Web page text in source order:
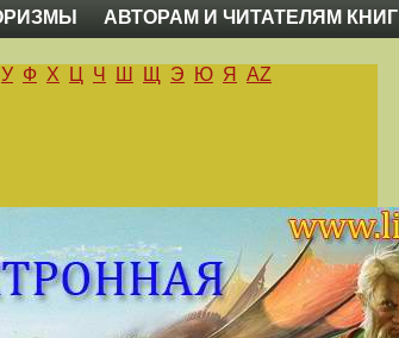
АВТОРАМ И ЧИТАТЕЛЯМ КНИГ
У Ф Х Ц Ч Ш Щ Э Ю Я AZ